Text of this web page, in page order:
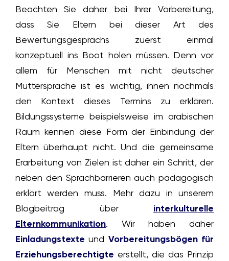
Beachten Sie daher bei Ihrer Vorbereitung,
dass Sie Eltern bei dieser Art des
Bewertungsgesprächs zuerst einmal
konzeptuell ins Boot holen müssen. Denn vor
allem für Menschen mit nicht deutscher
Muttersprache ist es wichtig, ihnen nochmals
den Kontext dieses Termins zu erklären.
Bildungssysteme beispielsweise im arabischen
Raum kennen diese Form der Einbindung der
Eltern überhaupt nicht. Und die gemeinsame
Erarbeitung von Zielen ist daher ein Schritt, der
neben den Sprachbarrieren auch pädagogisch
erklärt werden muss. Mehr dazu in unserem
Blogbeitrag über interkulturelle
Elternkommunikation. Wir haben daher
Einladungstexte und Vorbereitungsbögen für
Erziehungsberechtigte erstellt, die das Prinzip